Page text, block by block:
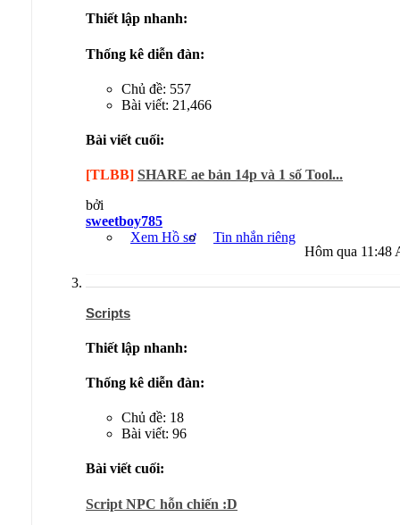
Thiết lập nhanh:
Thống kê diễn đàn:
Chủ đề: 557
Bài viết: 21,466
Bài viết cuối:
[TLBB] SHARE ae bản 14p và 1 số Tool...
bởi
sweetboy785
Xem Hồ sơ
Tin nhắn riêng
Hôm qua 11:48
Scripts
Thiết lập nhanh:
Thống kê diễn đàn:
Chủ đề: 18
Bài viết: 96
Bài viết cuối:
Script NPC hỗn chiến :D